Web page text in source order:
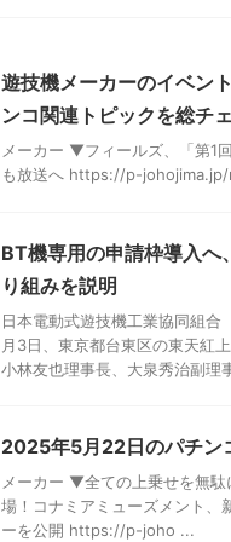
遊技機メーカーのイベン
ンコ関連トピックを総チ
メーカー ▼フィールズ、「第1
も放送へ https://p-
BT機専用の申請枠導入へ
り組みを説明
日本電動式遊技機工業協同組合
月3日、東京都台東区の東天紅
小林友也理事長、大泉秀治副理
2025年5月22日のパチン
メーカー ▼全ての上乗せを無
場！コナミアミューズメント、
ーを公開 https://p-joho ...